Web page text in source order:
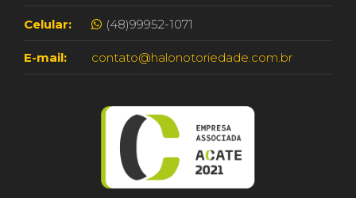
Celular: (48)99952-1071
E-mail: contato@halonotoriedade.com.br